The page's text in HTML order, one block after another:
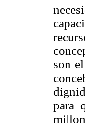
son
para